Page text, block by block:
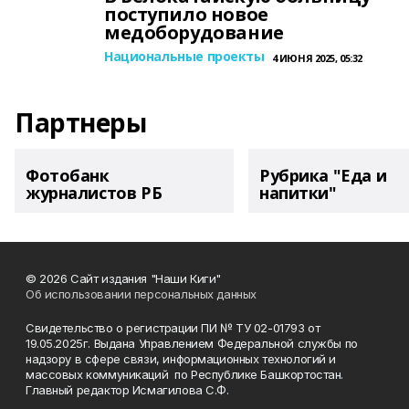
поступило новое
медоборудование
Национальные проекты 4 ИЮНЯ 2025, 05:32
Партнеры
Фотобанк
журналистов РБ
Рубрика "Еда и
напитки"
© 2026 Сайт издания "Наши Киги"
Об использовании персональных данных
Свидетельство о регистрации ПИ № ТУ 02-01793 от
19.05.2025г. Выдана Управлением Федеральной службы по
надзору в сфере связи, информационных технологий и
массовых коммуникаций по Республике Башкортостан.
Главный редактор Исмагилова С.Ф.